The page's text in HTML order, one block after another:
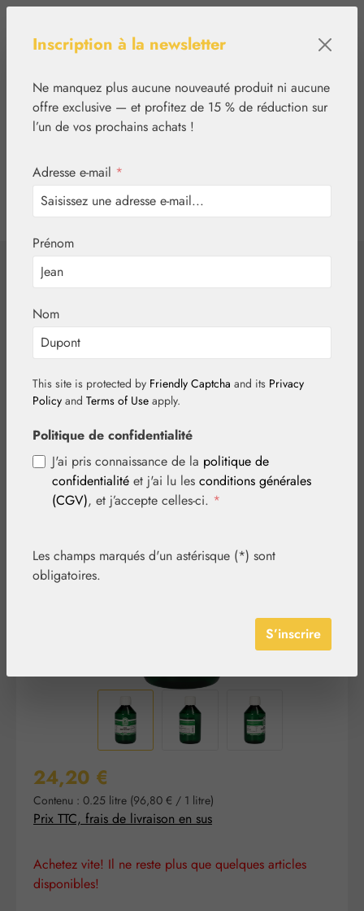
tcinn-a11y-toolbar.show
Aqua Menthae
crisp.
Ignorer la galerie d'images
Prix régulier :
24,20 €
Contenu : 0.25 litre (96,80 € / 1 litre)
Prix TTC, frais de livraison en sus
Achetez vite! Il ne reste plus que quelques articles
disponibles!
Inscription à la newsletter
Ne manquez plus aucune nouveauté produit ni aucune
offre exclusive — et profitez de 15 % de réduction sur
l’un de vos prochains achats !
Adresse e-mail *
Prénom
Nom
This site is protected by Friendly Captcha and its Privacy
Policy and Terms of Use apply.
Politique de confidentialité
J'ai pris connaissance de la politique de
confidentialité et j'ai lu les conditions générales
(CGV), et j’accepte celles-ci. *
Les champs marqués d'un astérisque (*) sont
obligatoires.
S’inscrire